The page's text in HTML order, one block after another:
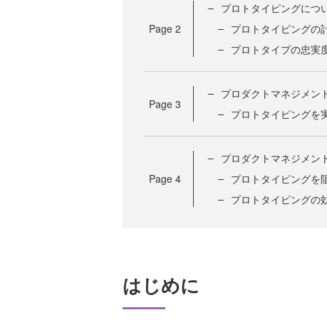
Page 2
プロトタイピングにつ
プロトタイピングの
プロトタイプの忠実
Page 3
プロダクトマネジメン
プロトタイピングを
Page 4
プロダクトマネジメン
プロトタイピングを
プロトタイピングの
はじめに